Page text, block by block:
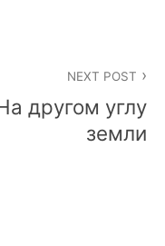
NEXT POST
другом углу
земли